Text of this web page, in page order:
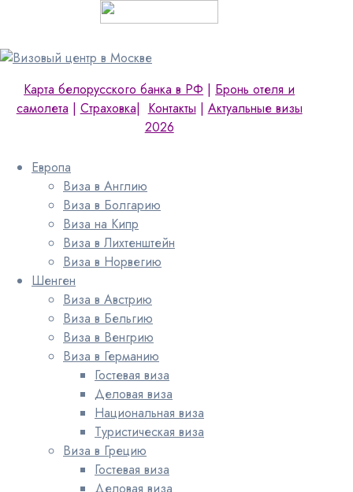
Карта белорусского банка в РФ | Бронь отеля и
самолета | Страховка| Контакты | Актуальные визы
2026
Европа
Виза в Англию
Виза в Болгарию
Виза на Кипр
Виза в Лихтенштейн
Виза в Норвегию
Шенген
Виза в Австрию
Виза в Бельгию
Виза в Венгрию
Виза в Германию
Гостевая виза
Деловая виза
Национальная виза
Туристическая виза
Виза в Грецию
Гостевая виза